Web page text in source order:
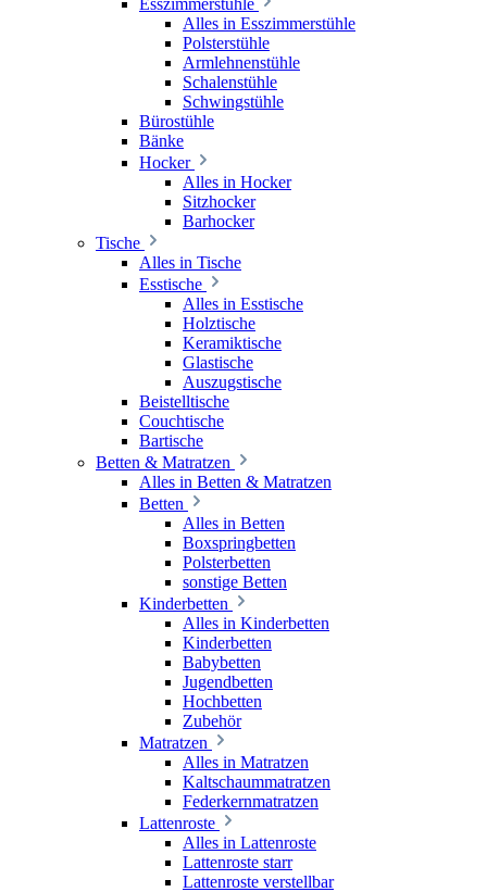
Esszimmerstühle
Alles in Esszimmerstühle
Polsterstühle
Armlehnenstühle
Schalenstühle
Schwingstühle
Bürostühle
Bänke
Hocker
Alles in Hocker
Sitzhocker
Barhocker
Tische
Alles in Tische
Esstische
Alles in Esstische
Holztische
Keramiktische
Glastische
Auszugstische
Beistelltische
Couchtische
Bartische
Betten & Matratzen
Alles in Betten & Matratzen
Betten
Alles in Betten
Boxspringbetten
Polsterbetten
sonstige Betten
Kinderbetten
Alles in Kinderbetten
Kinderbetten
Babybetten
Jugendbetten
Hochbetten
Zubehör
Matratzen
Alles in Matratzen
Kaltschaummatratzen
Federkernmatratzen
Lattenroste
Alles in Lattenroste
Lattenroste starr
Lattenroste verstellbar